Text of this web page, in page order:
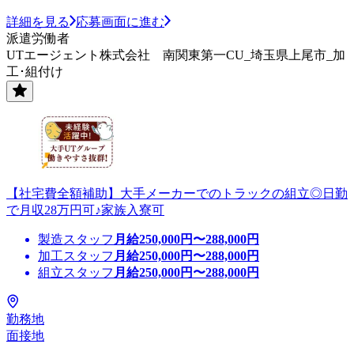
詳細を見る
応募画面に進む
派遣労働者
UTエージェント株式会社 南関東第一CU_埼玉県上尾市_加
工･組付け
【社宅費全額補助】大手メーカーでのトラックの組立◎日勤
で月収28万円可♪家族入寮可
製造スタッフ 月給250,000円〜288,000円
加工スタッフ 月給250,000円〜288,000円
組立スタッフ 月給250,000円〜288,000円
勤務地
面接地